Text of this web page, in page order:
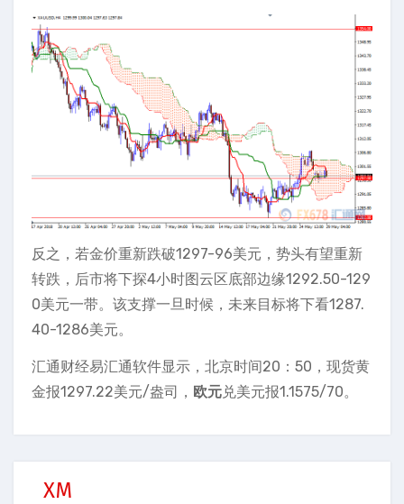
反之，若金价重新跌破1297-96美元，势头有望重新
转跌，后市将下探4小时图云区底部边缘1292.50-129
0美元一带。该支撑一旦时候，未来目标将下看1287.
40-1286美元。
汇通财经易汇通软件显示，北京时间20：50，现货黄
金报1297.22美元/盎司， 欧元兑美元报1.1575/70。
XM